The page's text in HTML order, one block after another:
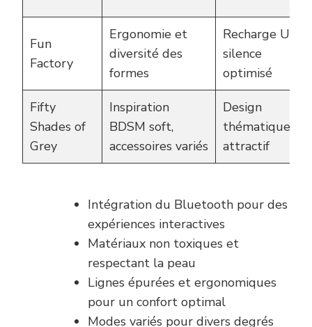
Fun
Factory
Ergonomie et
diversité des
formes
Recharge USB,
silence
optimisé
Fifty
Shades of
Grey
Inspiration
BDSM soft,
accessoires variés
Design
thématique
attractif
Intégration du Bluetooth pour des
expériences interactives
Matériaux non toxiques et
respectant la peau
Lignes épurées et ergonomiques
pour un confort optimal
Modes variés pour divers degrés